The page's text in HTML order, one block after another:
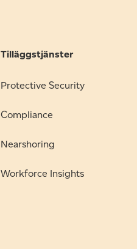
Tilläggstjänster
Protective Security
Compliance
Nearshoring
Workforce Insights